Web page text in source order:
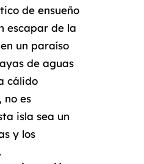
de ensueño
escapar de la
un paraíso
de aguas
cálido
no es
isla sea un
y los